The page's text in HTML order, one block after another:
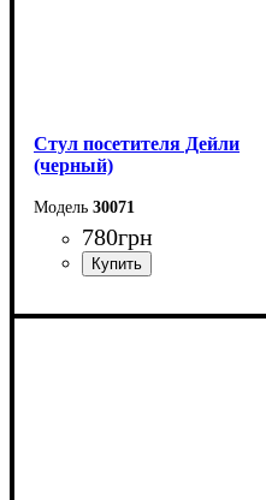
Стул посетителя Дейли
(черный)
30071
780грн